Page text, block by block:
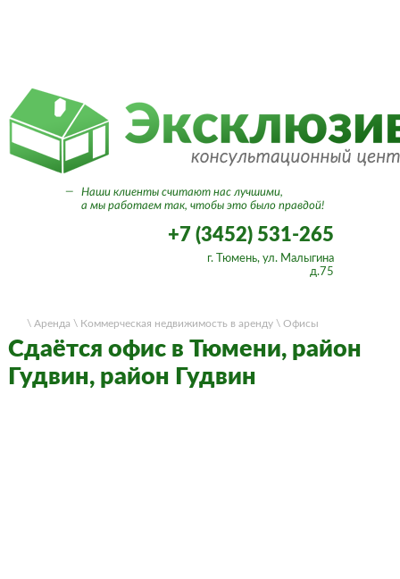
—
Наши клиенты считают нас лучшими,
а мы работаем так, чтобы это было правдой!
+7 (3452) 531-265
г. Тюмень, ул. Малыгина
д.75
\ Аренда \ Коммерческая недвижимость в аренду\ Офисы
Сдаётся офис в Тюмени, район
Гудвин, район Гудвин